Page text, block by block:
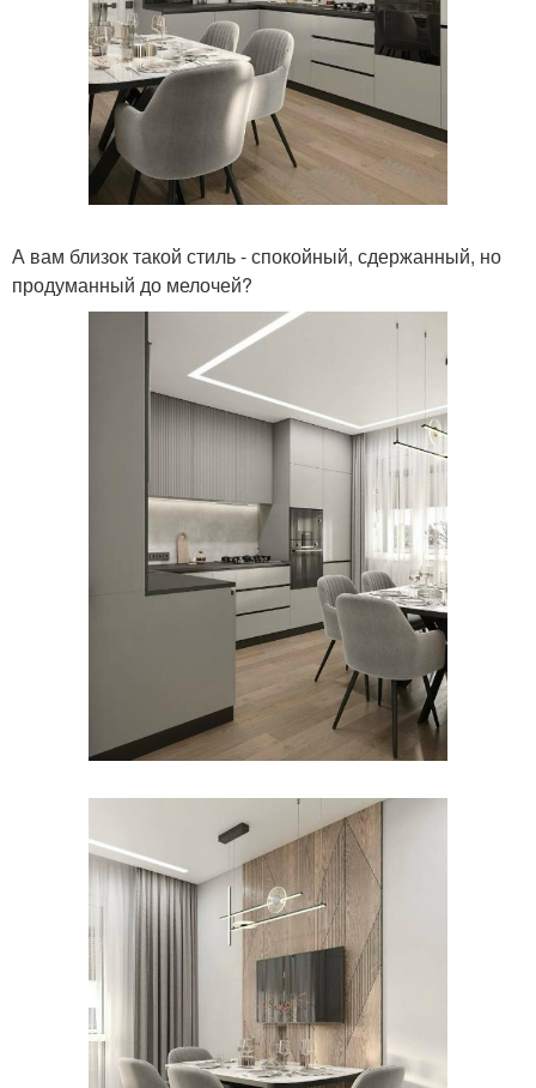
А вам близок такой стиль - спокойный, сдержанный, но
продуманный до мелочей?